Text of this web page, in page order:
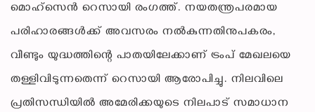
മൊഹ്‌സെൻ റെസായി രംഗത്ത്. നയതന്ത്രപരമായ
പരിഹാരങ്ങൾക്ക് അവസരം നൽകുന്നതിനുപകരം,
വീണ്ടും യുദ്ധത്തിന്റെ പാതയിലേക്കാണ് ട്രംപ് മേഖലയെ
തള്ളിവിടുന്നതെന്ന് റെസായി ആരോപിച്ചു. നിലവിലെ
പ്രതിസന്ധിയിൽ അമേരിക്കയുടെ നിലപാട് സമാധാന